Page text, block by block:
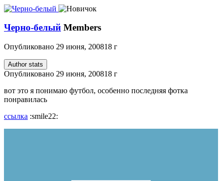
Черно-белый Members
Опубликовано 29 июня, 200818 г
Author stats
Опубликовано 29 июня, 200818 г
вот это я понимаю футбол, особенно последняя фотка
понравилась
ссылка :smile22: